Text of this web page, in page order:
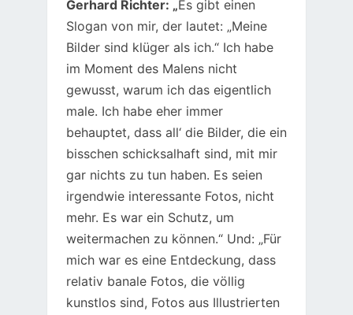
Gerhard Richter: „Es gibt einen
Slogan von mir, der lautet: „Meine
Bilder sind klüger als ich.“ Ich habe
im Moment des Malens nicht
gewusst, warum ich das eigentlich
male. Ich habe eher immer
behauptet, dass all‘ die Bilder, die ein
bisschen schicksalhaft sind, mit mir
gar nichts zu tun haben. Es seien
irgendwie interessante Fotos, nicht
mehr. Es war ein Schutz, um
weitermachen zu können.“ Und: „Für
mich war es eine Entdeckung, dass
relativ banale Fotos, die völlig
kunstlos sind, Fotos aus Illustrierten